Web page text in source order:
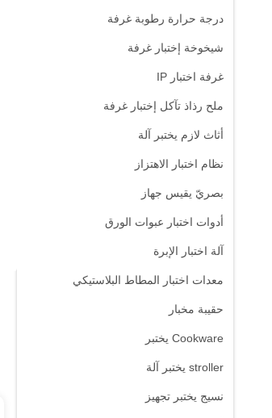
درجة حرارة رطوبة غرفة
شيخوخة إختبار غرفة
غرفة اختبار IP
ملح رذاذ تآكل إختبار غرفة
أثاث لازم يختبر آلة
نظام اختبار الاهتزاز
بصريّ يقيس جهاز
أدوات اختبار عبوات الورق
آلة اختبار الإبرة
معدات اختبار المطاط البلاستيكي
حقيبة مخبار
Cookware يختبر
stroller يختبر آلة
نسيج يختبر تجهيز